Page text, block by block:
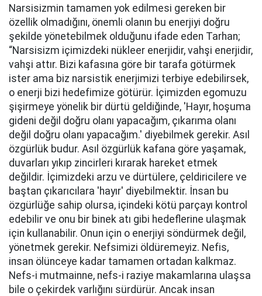
Narsisizmin tamamen yok edilmesi gereken bir
özellik olmadığını, önemli olanın bu enerjiyi doğru
şekilde yönetebilmek olduğunu ifade eden Tarhan;
“Narsisizm içimizdeki nükleer enerjidir, vahşi enerjidir,
vahşi attır. Bizi kafasına göre bir tarafa götürmek
ister ama biz narsistik enerjimizi terbiye edebilirsek,
o enerji bizi hedefimize götürür. İçimizden egomuzu
şişirmeye yönelik bir dürtü geldiğinde, 'Hayır, hoşuma
gideni değil doğru olanı yapacağım, çıkarıma olanı
değil doğru olanı yapacağım.' diyebilmek gerekir. Asıl
özgürlük budur. Asıl özgürlük kafana göre yaşamak,
duvarları yıkıp zincirleri kırarak hareket etmek
değildir. İçimizdeki arzu ve dürtülere, çeldiricilere ve
baştan çıkarıcılara 'hayır' diyebilmektir. İnsan bu
özgürlüğe sahip olursa, içindeki kötü parçayı kontrol
edebilir ve onu bir binek atı gibi hedeflerine ulaşmak
için kullanabilir. Onun için o enerjiyi söndürmek değil,
yönetmek gerekir. Nefsimizi öldüremeyiz. Nefis,
insan ölünceye kadar tamamen ortadan kalkmaz.
Nefs-i mutmainne, nefs-i raziye makamlarına ulaşsa
bile o çekirdek varlığını sürdürür. Ancak insan